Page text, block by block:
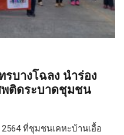
รบางโฉลง นำร่อง
พติดระบาดชุมชน
2564 ที่ชุมชนเคหะบ้านเอื้อ